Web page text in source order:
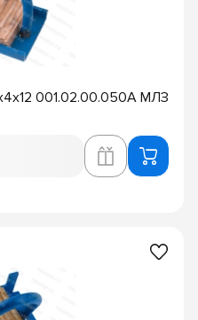
001.02.00.050А МЛЗ